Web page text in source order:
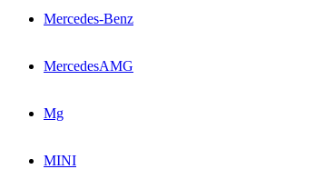
Mercedes-Benz
MercedesAMG
Mg
MINI